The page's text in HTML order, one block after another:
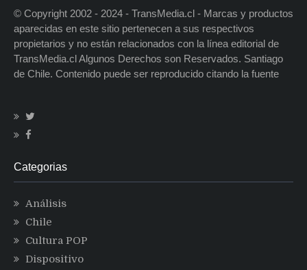
© Copyright 2002 - 2024 - TransMedia.cl - Marcas y productos
aparecidas en este sitio pertenecen a sus respectivos
propietarios y no están relacionados con la línea editorial de
TransMedia.cl Algunos Derechos son Reservados. Santiago
de Chile. Contenido puede ser reproducido citando la fuente
Categorias
Análisis
Chile
Cultura POP
Dispositivo